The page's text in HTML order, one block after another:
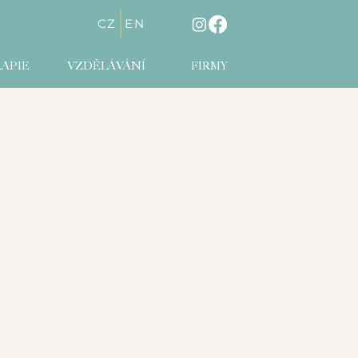
EN
CZ
VZDĚLÁVÁNÍ FIRMY